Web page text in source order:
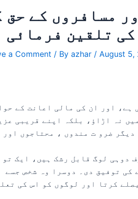
مسافروں کے حق
تلقین فرمائی
a Comment / By azhar / August 5,
ہے، اور ان کی مالی اعانت کے
نہ اڑاؤ، بلکہ اپنے قریبی
ضرو ت مندوں ، محتاجوں اور
دوہی لوگ قابل رشک ہیں، ایک تو
کی توفیق دی۔ دوسرا وہ شخص جسے
کرتا اور لوگوں کو اس کی